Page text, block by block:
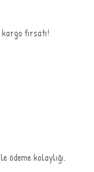
fırsatı!
ödeme kolaylığı.